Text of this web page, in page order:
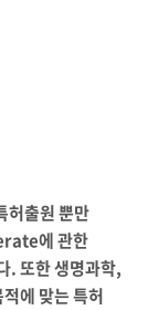
허출원 뿐만
에 관한
. 또한 생명과학,
에 맞는 특허